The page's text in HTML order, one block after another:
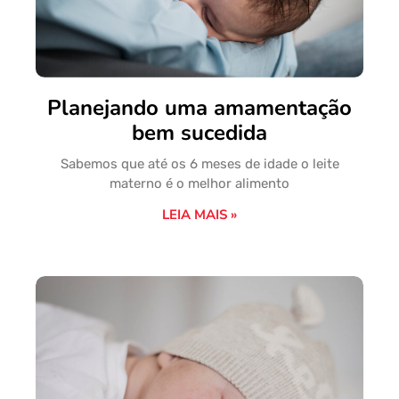
Planejando uma amamentação
bem sucedida
Sabemos que até os 6 meses de idade o leite
materno é o melhor alimento
LEIA MAIS »